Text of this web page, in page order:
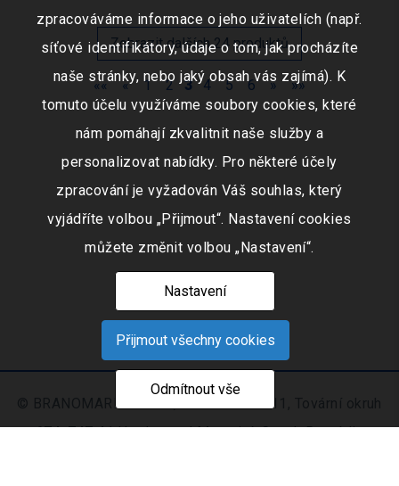
Zobrazit dalších 24 produktů
«« « 1 2 3 4 5 6 » »»
© BRANOMARKET s.r.o., IČO: 253 51 311, Tovární okruh
674, 747 41 Hradec nad Moravicí, Czech Republic
zpracováváme informace o jeho uživatelích (např.
síťové identifikátory, údaje o tom, jak procházíte
naše stránky, nebo jaký obsah vás zajímá). K
tomuto účelu využíváme soubory cookies, které
nám pomáhají zkvalitnit naše služby a
personalizovat nabídky. Pro některé účely
zpracování je vyžadován Váš souhlas, který
vyjádříte volbou „Přijmout“. Nastavení cookies
můžete změnit volbou „Nastavení“.
Nastavení
Přijmout všechny cookies
Odmítnout vše